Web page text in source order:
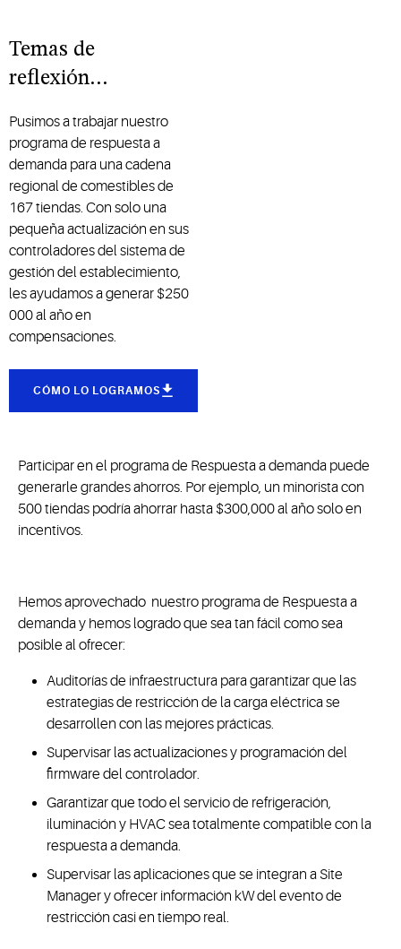
Temas de
reflexión…
Pusimos a trabajar nuestro
programa de respuesta a
demanda para una cadena
regional de comestibles de
167 tiendas. Con solo una
pequeña actualización en sus
controladores del sistema de
gestión del establecimiento,
les ayudamos a generar $250
000 al año en
compensaciones.
CÓMO LO LOGRAMOS
Participar en el programa de Respuesta a demanda puede
generarle grandes ahorros. Por ejemplo, un minorista con
500 tiendas podría ahorrar hasta $300,000 al año solo en
incentivos.
Hemos aprovechado nuestro programa de Respuesta a
demanda y hemos logrado que sea tan fácil como sea
posible al ofrecer:
Auditorías de infraestructura para garantizar que las
estrategias de restricción de la carga eléctrica se
desarrollen con las mejores prácticas.
Supervisar las actualizaciones y programación del
firmware del controlador.
Garantizar que todo el servicio de refrigeración,
iluminación y HVAC sea totalmente compatible con la
respuesta a demanda.
Supervisar las aplicaciones que se integran a Site
Manager y ofrecer información kW del evento de
restricción casi en tiempo real.